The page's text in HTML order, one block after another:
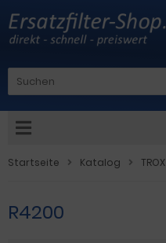
Startseite Katalog TROX
R4200